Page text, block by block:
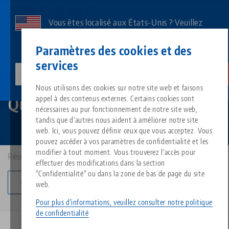
Paramètres des cookies et des
services
Nous utilisons des cookies sur notre site web et faisons
appel à des contenus externes. Certains cookies sont
nécessaires au pur fonctionnement de notre site web,
tandis que d'autres nous aident à améliorer notre site
web. Ici, vous pouvez définir ceux que vous acceptez. Vous
pouvez accéder à vos paramètres de confidentialité et les
modifier à tout moment. Vous trouverez l'accès pour
effectuer des modifications dans la section
"Confidentialité" ou dans la zone de bas de page du site
web.
Pour plus d'informations, veuillez consulter notre politique
de confidentialité
contenu
Vous êtes localisé aux États-Unis ? Veuillez
spécifique à votre pays.
Tout d'une seule source
Technologie de serrage à
Technologie de serrage des
Groupe de
Types de produits
Aperçu des produits
À propos de LANG
Philosophie
Innovations
Téléchargements
FAQ
Commande de catalogue
Blog
Actualités
Salons professionnels
Produits assortis
Désolé. Nous n'avons pu trouver aucun résultat.
Vers l'aperçu des produits
Services
Quicklinks
Téléchargements
Downloads
Breadcrumb
Quick•Point® Rail
Résultats: 13
Changer de catégorie